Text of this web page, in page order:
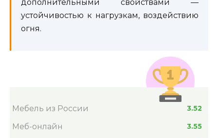
дополнительными свойствами —
устойчивостью к нагрузкам, воздействию
огня.
Мебель из России 3.52
Меб-онлайн 3.55